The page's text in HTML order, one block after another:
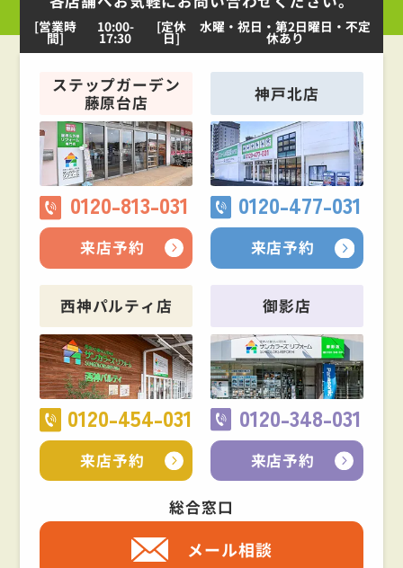
[営業時
間]
10:00-
17:30
[定休
日]
水曜・祝日・第2日曜日・不定
休あり
ステップガーデン
藤原台店
0120-813-031
来店予約
神戸北店
0120-477-031
来店予約
西神パルティ店
0120-454-031
来店予約
御影店
0120-348-031
来店予約
総合窓口
メール相談